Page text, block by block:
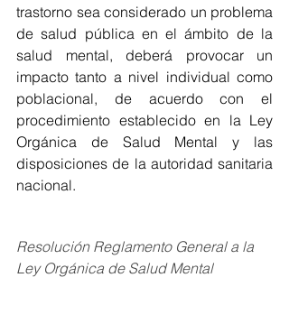
trastorno sea considerado un problema
de salud pública en el ámbito de la
salud mental, deberá provocar un
impacto tanto a nivel individual como
poblacional, de acuerdo con el
procedimiento establecido en la Ley
Orgánica de Salud Mental y las
disposiciones de la autoridad sanitaria
nacional.
Resolución Reglamento General a la
Ley Orgánica de Salud Mental